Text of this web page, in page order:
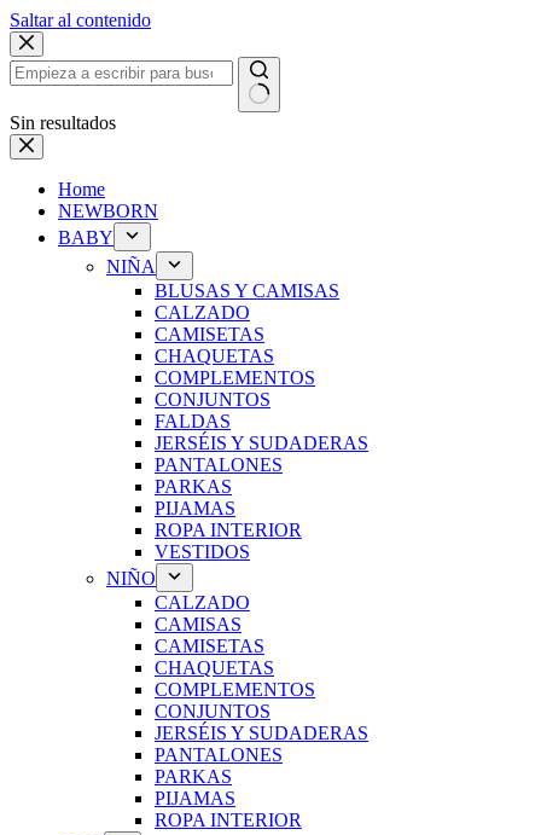
Saltar al contenido
Sin resultados
Home
NEWBORN
BABY
NIÑA
BLUSAS Y CAMISAS
CALZADO
CAMISETAS
CHAQUETAS
COMPLEMENTOS
CONJUNTOS
FALDAS
JERSÉIS Y SUDADERAS
PANTALONES
PARKAS
PIJAMAS
ROPA INTERIOR
VESTIDOS
NIÑO
CALZADO
CAMISAS
CAMISETAS
CHAQUETAS
COMPLEMENTOS
CONJUNTOS
JERSÉIS Y SUDADERAS
PANTALONES
PARKAS
PIJAMAS
ROPA INTERIOR